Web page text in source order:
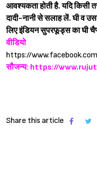
आवश्यकता होती है. यदि किसी
दादी-नानी से सलाह लें. घी व
लिए इंडियन सुपरफूड्स का घी
वीडियो
https://
सौजन्य: https://
Share this article